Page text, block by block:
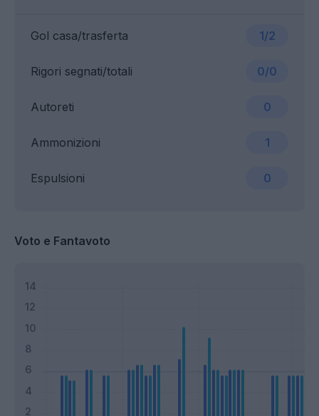
Gol casa/trasferta 1/2
Ammonizioni 1
Rigori segnati/totali 0/0
Espulsioni 0
Autoreti 0
Voto e Fantavoto